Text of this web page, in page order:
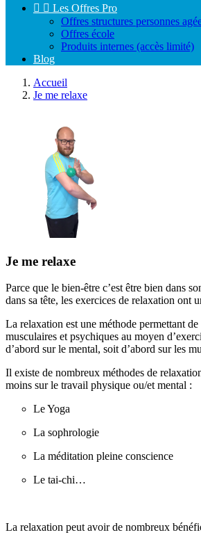
  Les Offres Pro
Offres structures personnes
Offres école
Produits internes (accès limité)
Blog
Accueil
Je me relaxe
Je me relaxe
Parce que le bien-être c’est être bien dans
dans sa tête, les exercices de relaxation ont
La relaxation est une méthode permettant
musculaires et psychiques au moyen
d’abord sur le mental, soit d’abord sur les
Il existe de nombreux méthodes de
moins sur le travail physique ou/et mental :
Le Yoga
La sophrologie
La méditation pleine conscience
Le tai-chi…
La relaxation peut avoir de nombreux